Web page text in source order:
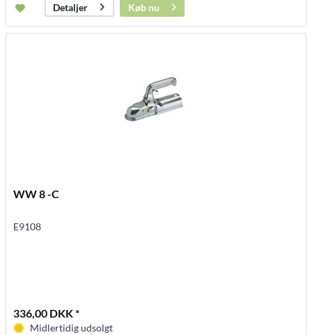
Detaljer
Køb nu
WW 8 -C
E9108
336,00 DKK *
Midlertidig udsolgt